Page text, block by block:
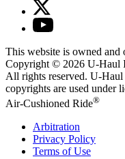
This website is owned and
Copyright © 2026 U-Haul
All rights reserved. U-Haul
copyrights are used under
Air-Cushioned Ride®
Arbitration
Privacy Policy
Terms of Use